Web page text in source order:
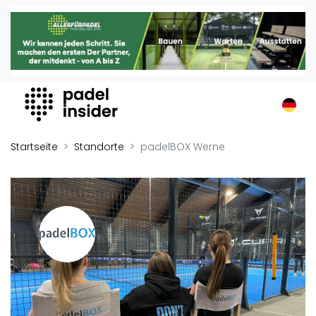
Padel Insider
Home
Organisationen
Buchungssysteme
Padel-Shops
Padelplatzbauer
Verschiedenes
Veranstaltungen
Turniere
International
Playtomic
Startseite Standorte padelBOX Werne